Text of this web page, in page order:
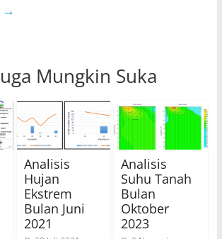
→
Mungkin Suka
Analisis
Hujan
Ekstrem
Bulan Juni
2021
Analisis
Suhu Tanah
Bulan
Oktober
2023